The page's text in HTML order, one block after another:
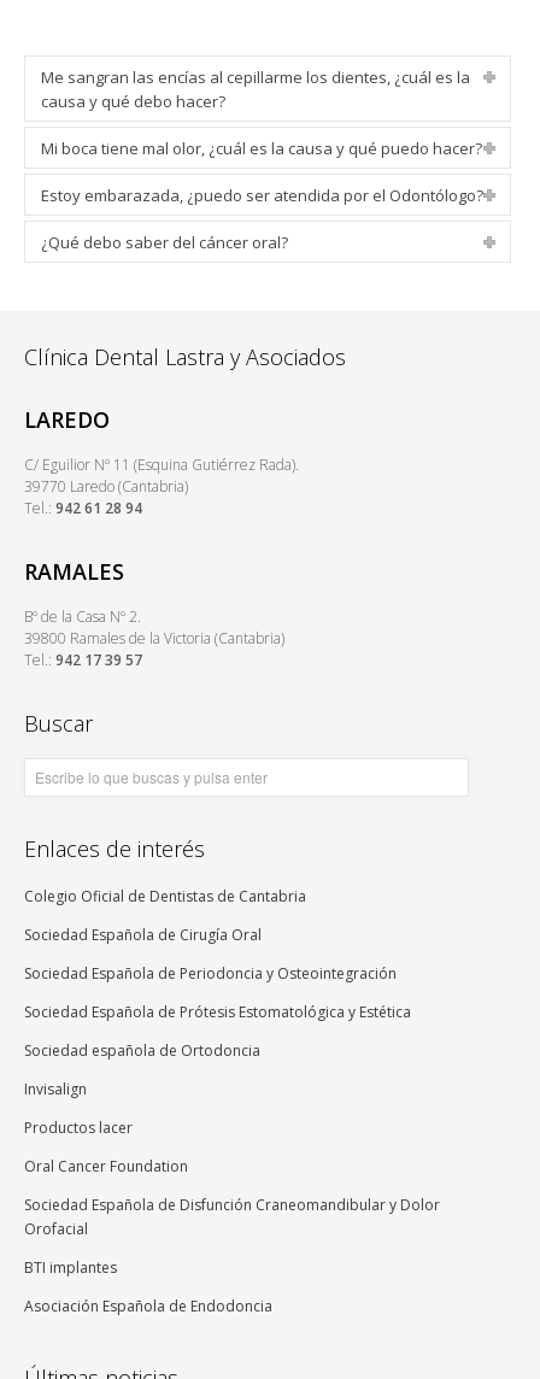
Me sangran las encías al cepillarme los dientes, ¿cuál es la
causa y qué debo hacer?
Mi boca tiene mal olor, ¿cuál es la causa y qué puedo hacer?
Estoy embarazada, ¿puedo ser atendida por el Odontólogo?
¿Qué debo saber del cáncer oral?
Clínica Dental Lastra y Asociados
LAREDO
C/ Eguilior Nº 11 (Esquina Gutiérrez Rada).
39770 Laredo (Cantabria)
Tel.: 942 61 28 94
RAMALES
Bº de la Casa Nº 2.
39800 Ramales de la Victoria (Cantabria)
Tel.: 942 17 39 57
Buscar
Enlaces de interés
Colegio Oficial de Dentistas de Cantabria
Sociedad Española de Cirugía Oral
Sociedad Española de Periodoncia y Osteointegración
Sociedad Española de Prótesis Estomatológica y Estética
Sociedad española de Ortodoncia
Invisalign
Productos lacer
Oral Cancer Foundation
Sociedad Española de Disfunción Craneomandibular y Dolor
Orofacial
BTI implantes
Asociación Española de Endodoncia